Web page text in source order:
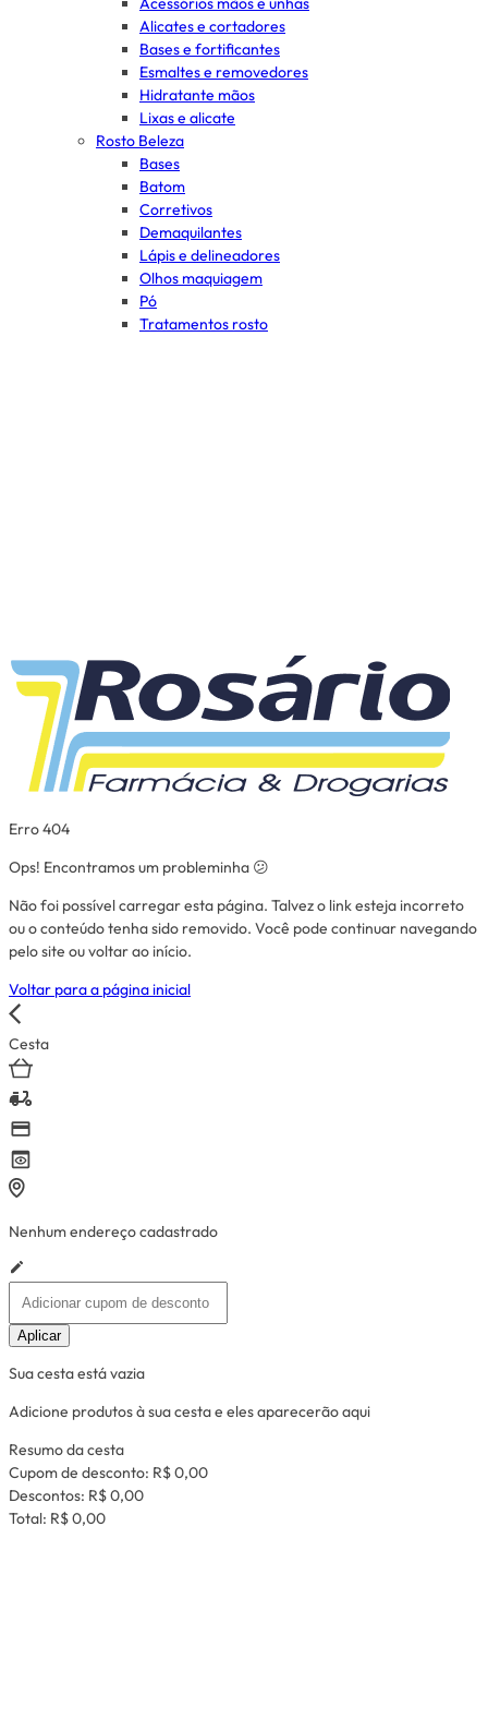
Alicates e cortadores
Bases e fortificantes
Esmaltes e removedores
Hidratante mãos
Lixas e alicate
Rosto Beleza
Bases
Batom
Corretivos
Demaquilantes
Lápis e delineadores
Olhos maquiagem
Pó
Tratamentos rosto
Erro 404
Ops! Encontramos um probleminha 😕
Não foi possível carregar esta página. Talvez o link esteja incorreto
ou o conteúdo tenha sido removido. Você pode continuar navegando
pelo site ou voltar ao início.
Voltar para a página inicial
Cesta
Nenhum endereço cadastrado
Aplicar
Sua cesta está vazia
Adicione produtos à sua cesta e eles aparecerão aqui
Resumo da cesta
Cupom de desconto: R$ 0,00
Descontos: R$ 0,00
Total: R$ 0,00